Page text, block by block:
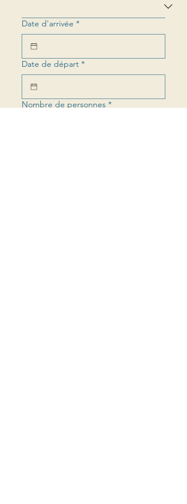
Date d'arrivée *
Date de départ *
Nombre de personnes *